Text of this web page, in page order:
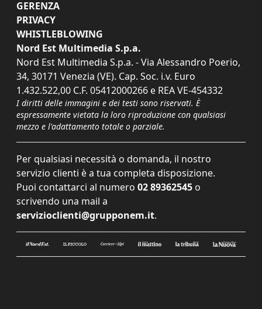
GERENZA
PRIVACY
WHISTLEBLOWING
Nord Est Multimedia S.p.a.
Nord Est Multimedia S.p.a. - Via Alessandro Poerio,
34, 30171 Venezia (VE). Cap. Soc. i.v. Euro
1.432.522,00 C.F. 05412000266 e REA VE-454332
I diritti delle immagini e dei testi sono riservati. È
espressamente vietata la loro riproduzione con qualsiasi
mezzo e l'adattamento totale o parziale.
Per qualsiasi necessità o domanda, il nostro
servizio clienti è a tua completa disposizione.
Puoi contattarci al numero 02 89362545 o
scrivendo una mail a
servizioclienti@grupponem.it.